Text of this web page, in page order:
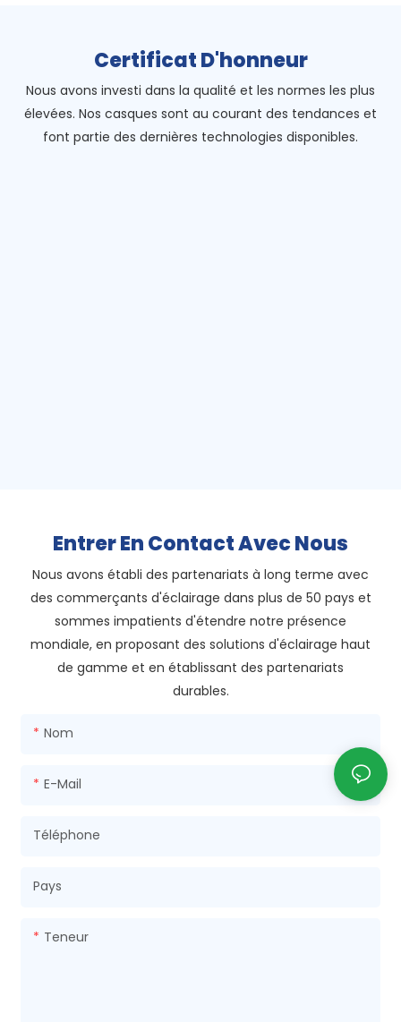
Certificat D'honneur
Nous avons investi dans la qualité et les normes les plus
élevées. Nos casques sont au courant des tendances et
font partie des dernières technologies disponibles.
Entrer En Contact Avec Nous
Nous avons établi des partenariats à long terme avec
des commerçants d'éclairage dans plus de 50 pays et
sommes impatients d'étendre notre présence
mondiale, en proposant des solutions d'éclairage haut
de gamme et en établissant des partenariats
durables.
Nom
E-Mail
Téléphone
Pays
Teneur